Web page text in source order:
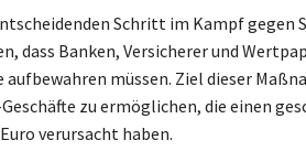
Schritt im Kampf
dass Banken, Versicherer und
aufbewahren müssen. Ziel dieser
zu ermöglichen, die einen
verursacht haben.